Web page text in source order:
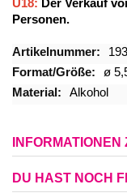
Ü18: Der Verkauf
Personen.
Mehr
Informationen
ø
Alkohol
DU HAST NOCH